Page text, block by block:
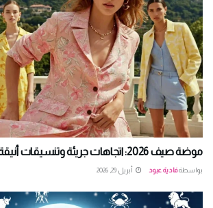
موضة صيف 2026: اتجاهات جريئة وتنسيقات أنيقة للمرأة العربية
بواسطةفادية عبود أبريل 29, 2026